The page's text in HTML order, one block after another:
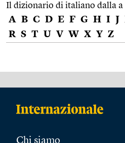
Il dizionario di italiano dalla a
A B C D E F G H I J
R S T U V W X Y Z
Chi siamo